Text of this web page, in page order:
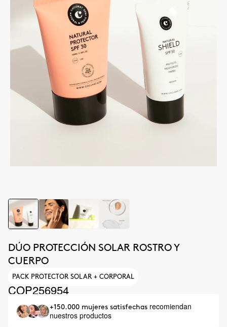
DÚO PROTECCIÓN SOLAR ROSTRO Y
CUERPO
PACK PROTECTOR SOLAR + CORPORAL
COP256954
+150.000 mujeres satisfechas recomiendan
nuestros productos